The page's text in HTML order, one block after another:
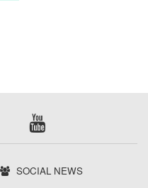
SOCIAL NEWS